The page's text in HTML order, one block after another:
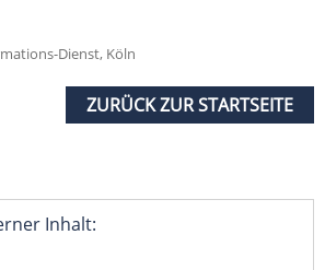
Dienst, Köln
ZURÜCK ZUR STARTSEITE
Inhalt: